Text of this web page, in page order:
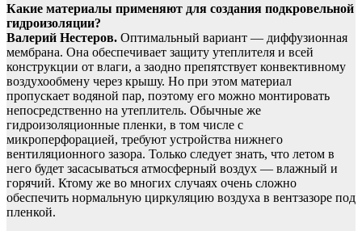
Какие материалы применяют для создания подкровельной
гидроизоляции?
Валерий Нестеров. Оптимальный вариант — диффузионная
мембрана. Она обеспечивает защиту утеплителя и всей
конструкции от влаги, а заодно препятствует конвективному
воздухообмену через крышу. Но при этом материал
пропускает водяной пар, поэтому его можно монтировать
непосредственно на утеплитель. Обычные же
гидроизоляционные пленки, в том числе с
микроперфорацией, требуют устройства нижнего
вентиляционного зазора. Только следует знать, что летом в
него будет засасываться атмосферный воздух — влажный и
горячий. Ктому же во многих случаях очень сложно
обеспечить нормальную циркуляцию воздуха в вентзазоре под
пленкой.